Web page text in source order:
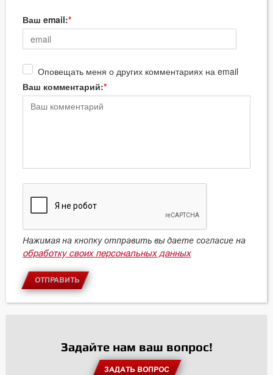
Ваш email:
Оповещать меня о других комментариях на email
Ваш комментарий:
Нажимая на кнопку отправить вы даете согласие на
обработку своих персональных данных
ОТПРАВИТЬ
Задайте нам ваш вопрос!
ЗАДАТЬ ВОПРОС